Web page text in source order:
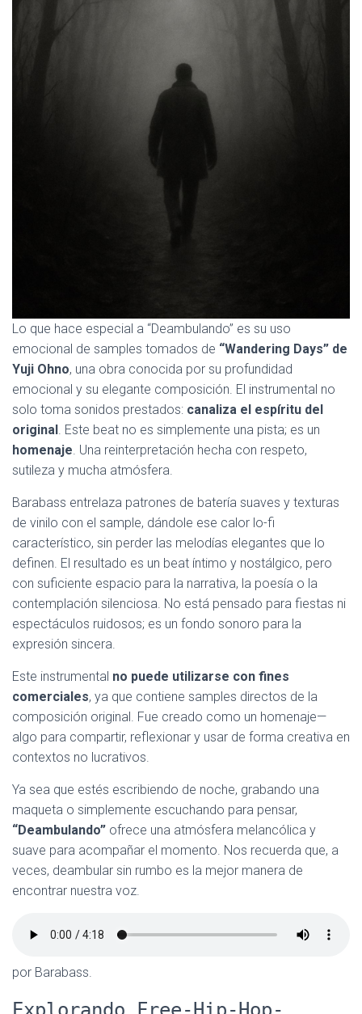
Lo que hace especial a “Deambulando” es su uso
emocional de samples tomados de “Wandering Days” de
Yuji Ohno, una obra conocida por su profundidad
emocional y su elegante composición. El instrumental no
solo toma sonidos prestados: canaliza el espíritu del
original. Este beat no es simplemente una pista; es un
homenaje. Una reinterpretación hecha con respeto,
sutileza y mucha atmósfera.
Barabass entrelaza patrones de batería suaves y texturas
de vinilo con el sample, dándole ese calor lo-fi
característico, sin perder las melodías elegantes que lo
definen. El resultado es un beat íntimo y nostálgico, pero
con suficiente espacio para la narrativa, la poesía o la
contemplación silenciosa. No está pensado para fiestas ni
espectáculos ruidosos; es un fondo sonoro para la
expresión sincera.
Este instrumental no puede utilizarse con fines
comerciales, ya que contiene samples directos de la
composición original. Fue creado como un homenaje—
algo para compartir, reflexionar y usar de forma creativa en
contextos no lucrativos.
Ya sea que estés escribiendo de noche, grabando una
maqueta o simplemente escuchando para pensar,
“Deambulando” ofrece una atmósfera melancólica y
suave para acompañar el momento. Nos recuerda que, a
veces, deambular sin rumbo es la mejor manera de
encontrar nuestra voz.
por Barabass.